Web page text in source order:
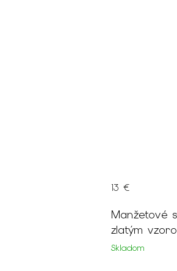
Manžetové
zlatým
Skladom
13 €